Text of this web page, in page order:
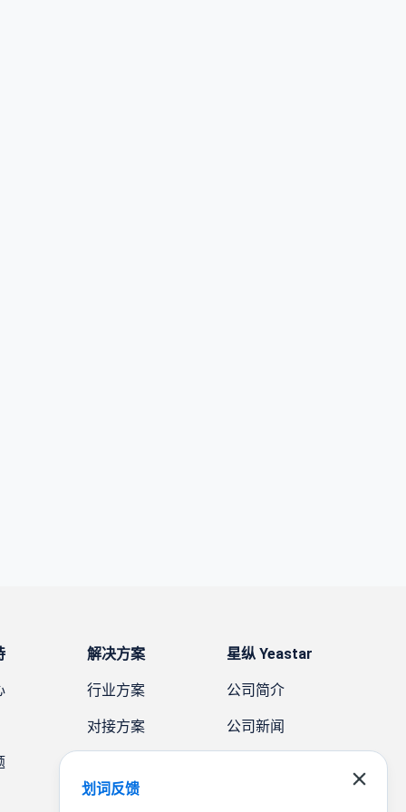
划词反馈
解决方案
行业方案
对接方案
星纵 Yeastar
公司简介
公司新闻